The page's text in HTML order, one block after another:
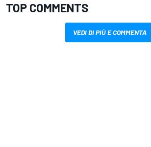
TOP COMMENTS
VEDI DI PIÙ E COMMENTA